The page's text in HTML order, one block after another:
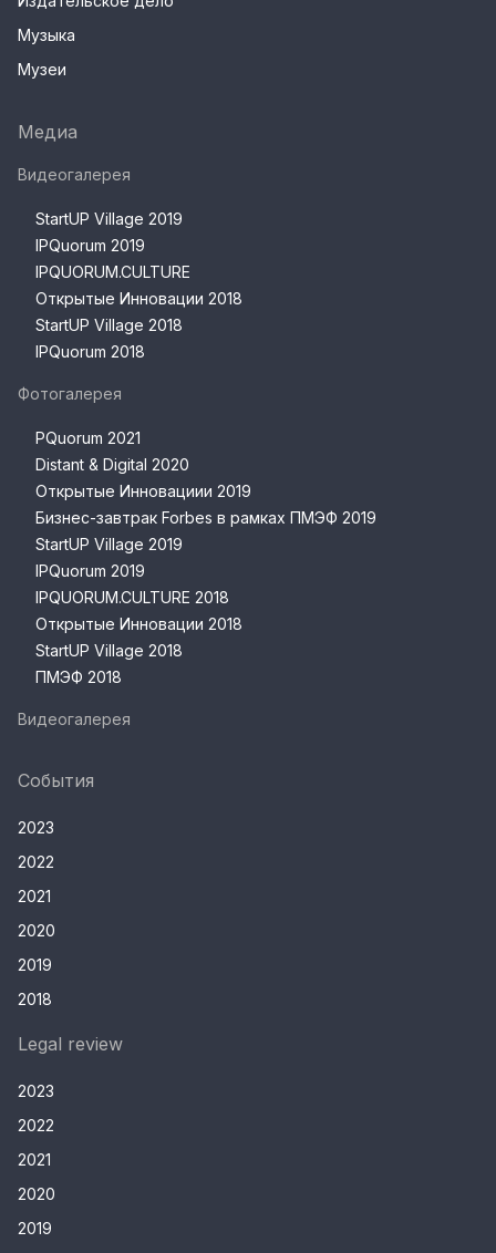
Музыка
Музеи
Медиа
Видеогалерея
StartUP Village 2019
IPQuorum 2019
IPQUORUM.CULTURE
Открытые Инновации 2018
StartUP Village 2018
IPQuorum 2018
Фотогалерея
PQuorum 2021
Distant & Digital 2020
Открытые Инновациии 2019
Бизнес-завтрак Forbes в рамках ПМЭФ 2019
StartUP Village 2019
IPQuorum 2019
IPQUORUM.CULTURE 2018
Открытые Инновации 2018
StartUP Village 2018
ПМЭФ 2018
Видеогалерея
События
2023
2022
2021
2020
2019
2018
Legal review
2023
2022
2021
2020
2019